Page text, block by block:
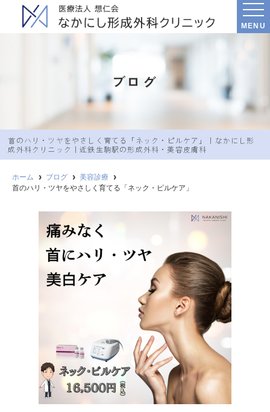
MENU
ブログ
首のハリ・ツヤをやさしく育てる「ネック・ピルケア」｜なかにし︎形
成外科クリニック｜近鉄生駒駅の形成外科・美容皮膚科
ホーム ブログ
美容診療
首のハリ・ツヤをやさしく育てる「ネック・ピルケア」